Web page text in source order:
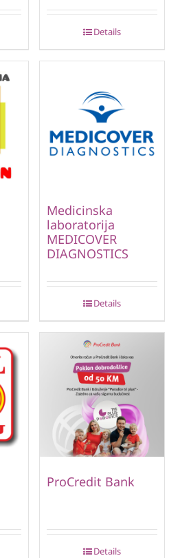
Details
Medicinska
laboratorija
MEDICOVER
DIAGNOSTICS
Details
ProCredit Bank
Details